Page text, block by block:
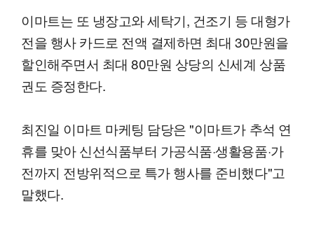
이마트는 또 냉장고와 세탁기, 건조기 등 대형가
전을 행사 카드로 전액 결제하면 최대 30만원을
할인해주면서 최대 80만원 상당의 신세계 상품
권도 증정한다.
최진일 이마트 마케팅 담당은 "이마트가 추석 연
휴를 맞아 신선식품부터 가공식품·생활용품·가
전까지 전방위적으로 특가 행사를 준비했다"고
말했다.